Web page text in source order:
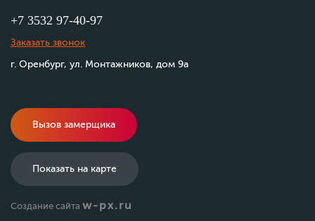
+7 3532 97-40-97
Заказать звонок
г. Оренбург, ул. Монтажников, дом 9а
Вызов замерщика
Показать на карте
Создание сайта w-px.ru